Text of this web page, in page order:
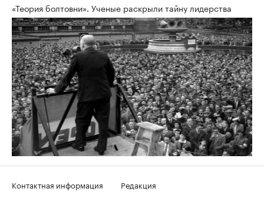
«Теория болтовни». Ученые раскрыли тайну лидерства
Контактная информация
Редакция